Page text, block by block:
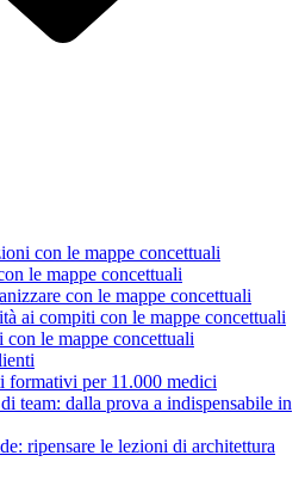
con le mappe concettuali
le mappe concettuali
con le mappe concettuali
ai compiti con le mappe concettuali
con le mappe concettuali
formativi per 11.000 medici
team: dalla prova a indispensabile in
ripensare le lezioni di architettura